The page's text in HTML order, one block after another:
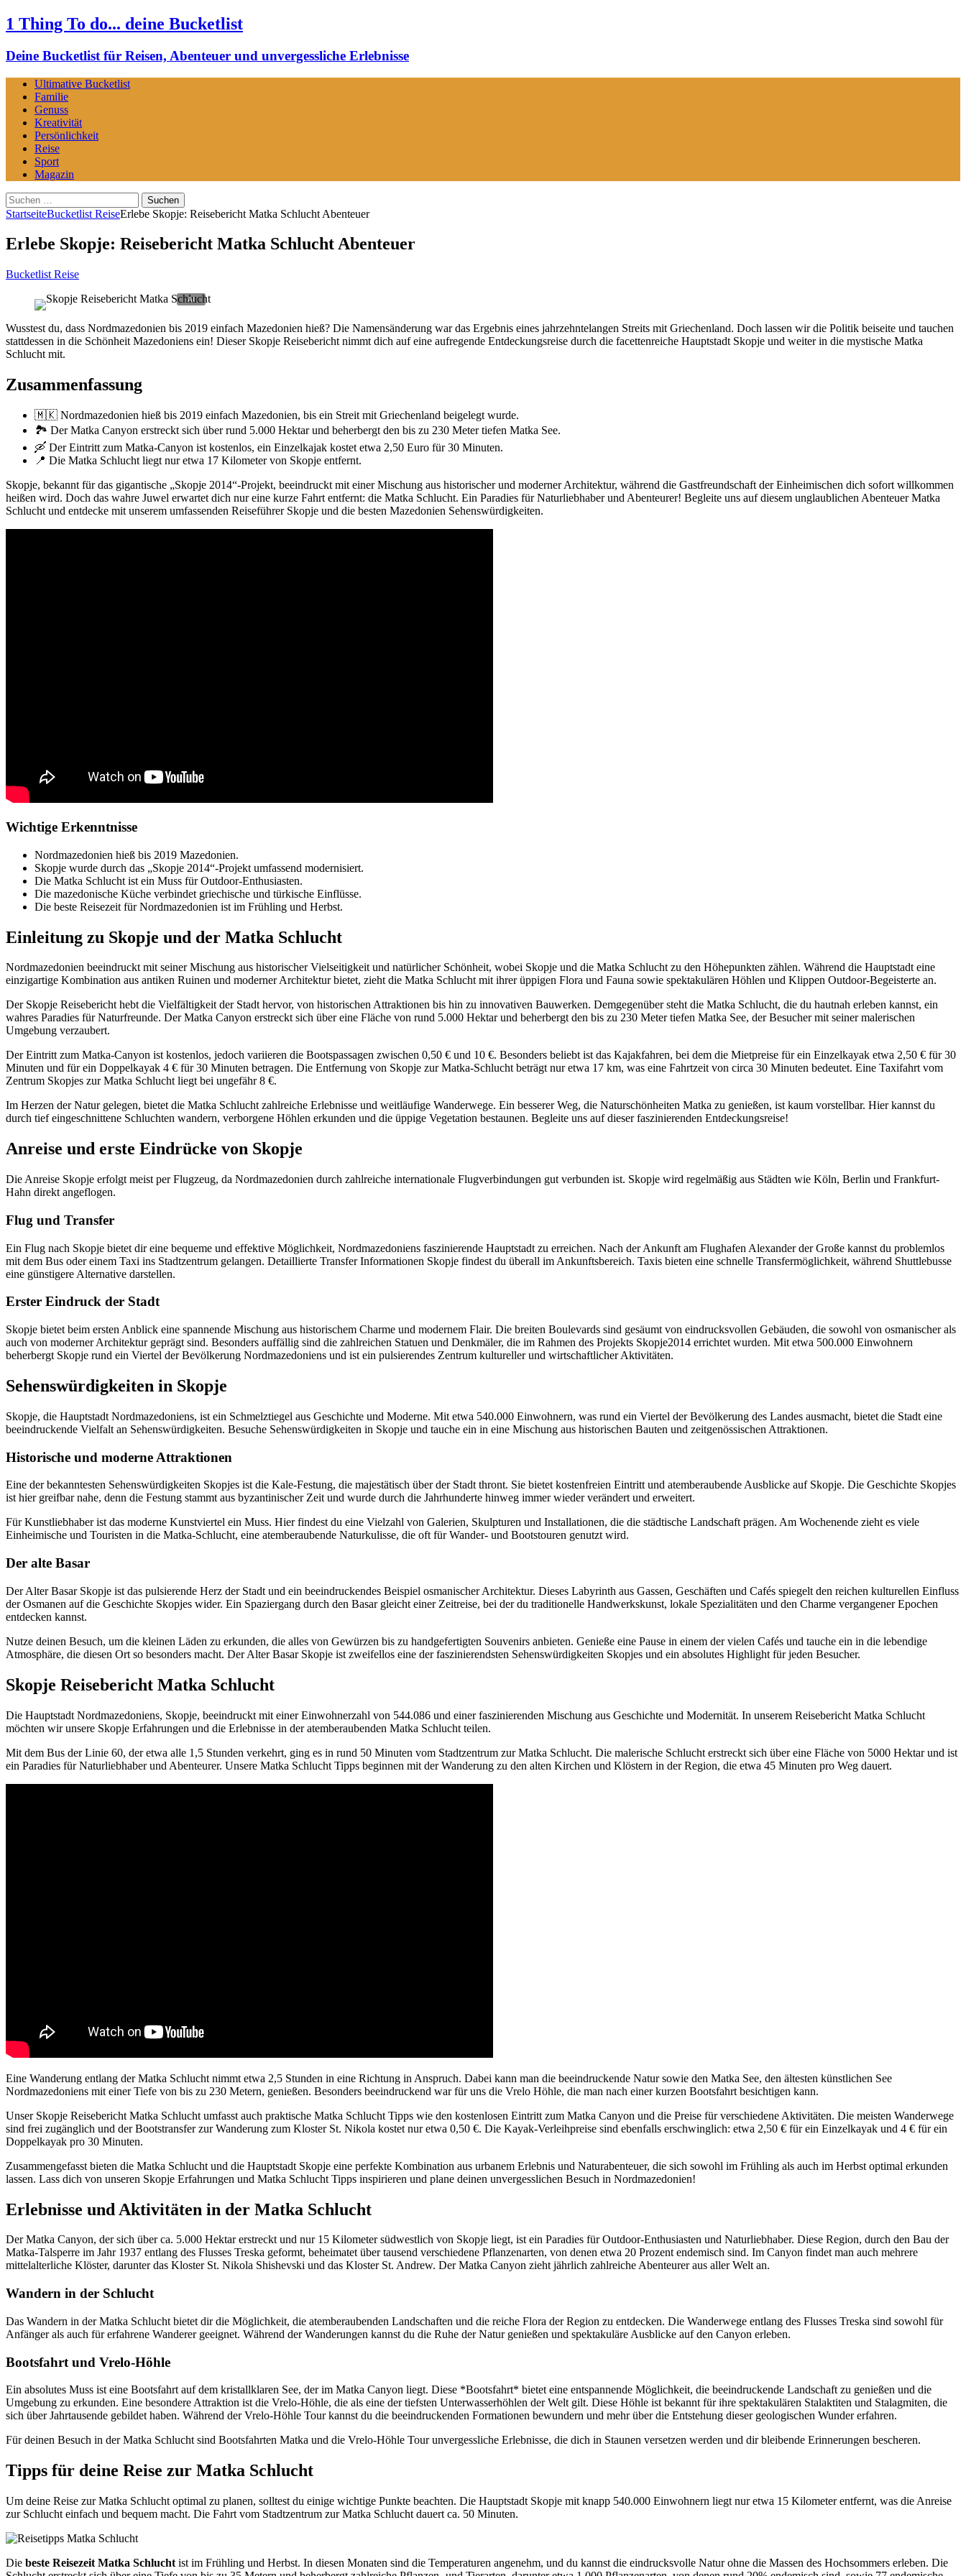
1 Thing To do... deine Bucketlist
Deine Bucketlist für Reisen, Abenteuer und unvergessliche Erlebnisse
Ultimative Bucketlist
Familie
Genuss
Kreativität
Persönlichkeit
Reise
Sport
Magazin
Suchen
nach:
StartseiteBucketlist ReiseErlebe Skopje: Reisebericht Matka Schlucht Abenteuer
Erlebe Skopje: Reisebericht Matka Schlucht Abenteuer
Bucketlist Reise
Wusstest du, dass Nordmazedonien bis 2019 einfach Mazedonien hieß? Die Namensänderung war das Ergebnis eines jahrzehntelangen Streits mit Griechenland. Doch lassen wir die Politik beiseite und tauchen
stattdessen in die Schönheit Mazedoniens ein! Dieser Skopje Reisebericht nimmt dich auf eine aufregende Entdeckungsreise durch die facettenreiche Hauptstadt Skopje und weiter in die mystische Matka
Schlucht mit.
Zusammenfassung
🇲🇰 Nordmazedonien hieß bis 2019 einfach Mazedonien, bis ein Streit mit Griechenland beigelegt wurde.
🏞️ Der Matka Canyon erstreckt sich über rund 5.000 Hektar und beherbergt den bis zu 230 Meter tiefen Matka See.
🛶 Der Eintritt zum Matka-Canyon ist kostenlos, ein Einzelkajak kostet etwa 2,50 Euro für 30 Minuten.
📍 Die Matka Schlucht liegt nur etwa 17 Kilometer von Skopje entfernt.
Skopje, bekannt für das gigantische „Skopje 2014“-Projekt, beeindruckt mit einer Mischung aus historischer und moderner Architektur, während die Gastfreundschaft der Einheimischen dich sofort willkommen
heißen wird. Doch das wahre Juwel erwartet dich nur eine kurze Fahrt entfernt: die Matka Schlucht. Ein Paradies für Naturliebhaber und Abenteurer! Begleite uns auf diesem unglaublichen Abenteuer Matka
Schlucht und entdecke mit unserem umfassenden Reiseführer Skopje und die besten Mazedonien Sehenswürdigkeiten.
Wichtige Erkenntnisse
Nordmazedonien hieß bis 2019 Mazedonien.
Skopje wurde durch das „Skopje 2014“-Projekt umfassend modernisiert.
Die Matka Schlucht ist ein Muss für Outdoor-Enthusiasten.
Die mazedonische Küche verbindet griechische und türkische Einflüsse.
Die beste Reisezeit für Nordmazedonien ist im Frühling und Herbst.
Einleitung zu Skopje und der Matka Schlucht
Nordmazedonien beeindruckt mit seiner Mischung aus historischer Vielseitigkeit und natürlicher Schönheit, wobei Skopje und die Matka Schlucht zu den Höhepunkten zählen. Während die Hauptstadt eine
einzigartige Kombination aus antiken Ruinen und moderner Architektur bietet, zieht die Matka Schlucht mit ihrer üppigen Flora und Fauna sowie spektakulären Höhlen und Klippen Outdoor-Begeisterte an.
Der Skopje Reisebericht hebt die Vielfältigkeit der Stadt hervor, von historischen Attraktionen bis hin zu innovativen Bauwerken. Demgegenüber steht die Matka Schlucht, die du hautnah erleben kannst, ein
wahres Paradies für Naturfreunde. Der Matka Canyon erstreckt sich über eine Fläche von rund 5.000 Hektar und beherbergt den bis zu 230 Meter tiefen Matka See, der Besucher mit seiner malerischen
Umgebung verzaubert.
Der Eintritt zum Matka-Canyon ist kostenlos, jedoch variieren die Bootspassagen zwischen 0,50 € und 10 €. Besonders beliebt ist das Kajakfahren, bei dem die Mietpreise für ein Einzelkayak etwa 2,50 € für 30
Minuten und für ein Doppelkayak 4 € für 30 Minuten betragen. Die Entfernung von Skopje zur Matka-Schlucht beträgt nur etwa 17 km, was eine Fahrtzeit von circa 30 Minuten bedeutet. Eine Taxifahrt vom
Zentrum Skopjes zur Matka Schlucht liegt bei ungefähr 8 €.
Im Herzen der Natur gelegen, bietet die Matka Schlucht zahlreiche Erlebnisse und weitläufige Wanderwege. Ein besserer Weg, die Naturschönheiten Matka zu genießen, ist kaum vorstellbar. Hier kannst du
durch tief eingeschnittene Schluchten wandern, verborgene Höhlen erkunden und die üppige Vegetation bestaunen. Begleite uns auf dieser faszinierenden Entdeckungsreise!
Anreise und erste Eindrücke von Skopje
Die Anreise Skopje erfolgt meist per Flugzeug, da Nordmazedonien durch zahlreiche internationale Flugverbindungen gut verbunden ist. Skopje wird regelmäßig aus Städten wie Köln, Berlin und Frankfurt-
Hahn direkt angeflogen.
Flug und Transfer
Ein Flug nach Skopje bietet dir eine bequeme und effektive Möglichkeit, Nordmazedoniens faszinierende Hauptstadt zu erreichen. Nach der Ankunft am Flughafen Alexander der Große kannst du problemlos
mit dem Bus oder einem Taxi ins Stadtzentrum gelangen. Detaillierte Transfer Informationen Skopje findest du überall im Ankunftsbereich. Taxis bieten eine schnelle Transfermöglichkeit, während Shuttlebusse
eine günstigere Alternative darstellen.
Erster Eindruck der Stadt
Skopje bietet beim ersten Anblick eine spannende Mischung aus historischem Charme und modernem Flair. Die breiten Boulevards sind gesäumt von eindrucksvollen Gebäuden, die sowohl von osmanischer als
auch von moderner Architektur geprägt sind. Besonders auffällig sind die zahlreichen Statuen und Denkmäler, die im Rahmen des Projekts Skopje2014 errichtet wurden. Mit etwa 500.000 Einwohnern
beherbergt Skopje rund ein Viertel der Bevölkerung Nordmazedoniens und ist ein pulsierendes Zentrum kultureller und wirtschaftlicher Aktivitäten.
Sehenswürdigkeiten in Skopje
Skopje, die Hauptstadt Nordmazedoniens, ist ein Schmelztiegel aus Geschichte und Moderne. Mit etwa 540.000 Einwohnern, was rund ein Viertel der Bevölkerung des Landes ausmacht, bietet die Stadt eine
beeindruckende Vielfalt an Sehenswürdigkeiten. Besuche Sehenswürdigkeiten in Skopje und tauche ein in eine Mischung aus historischen Bauten und zeitgenössischen Attraktionen.
Historische und moderne Attraktionen
Eine der bekanntesten Sehenswürdigkeiten Skopjes ist die Kale-Festung, die majestätisch über der Stadt thront. Sie bietet kostenfreien Eintritt und atemberaubende Ausblicke auf Skopje. Die Geschichte Skopjes
ist hier greifbar nahe, denn die Festung stammt aus byzantinischer Zeit und wurde durch die Jahrhunderte hinweg immer wieder verändert und erweitert.
Für Kunstliebhaber ist das moderne Kunstviertel ein Muss. Hier findest du eine Vielzahl von Galerien, Skulpturen und Installationen, die die städtische Landschaft prägen. Am Wochenende zieht es viele
Einheimische und Touristen in die Matka-Schlucht, eine atemberaubende Naturkulisse, die oft für Wander- und Bootstouren genutzt wird.
Der alte Basar
Der Alter Basar Skopje ist das pulsierende Herz der Stadt und ein beeindruckendes Beispiel osmanischer Architektur. Dieses Labyrinth aus Gassen, Geschäften und Cafés spiegelt den reichen kulturellen Einfluss
der Osmanen auf die Geschichte Skopjes wider. Ein Spaziergang durch den Basar gleicht einer Zeitreise, bei der du traditionelle Handwerkskunst, lokale Spezialitäten und den Charme vergangener Epochen
entdecken kannst.
Nutze deinen Besuch, um die kleinen Läden zu erkunden, die alles von Gewürzen bis zu handgefertigten Souvenirs anbieten. Genieße eine Pause in einem der vielen Cafés und tauche ein in die lebendige
Atmosphäre, die diesen Ort so besonders macht. Der Alter Basar Skopje ist zweifellos eine der faszinierendsten Sehenswürdigkeiten Skopjes und ein absolutes Highlight für jeden Besucher.
Skopje Reisebericht Matka Schlucht
Die Hauptstadt Nordmazedoniens, Skopje, beeindruckt mit einer Einwohnerzahl von 544.086 und einer faszinierenden Mischung aus Geschichte und Modernität. In unserem Reisebericht Matka Schlucht
möchten wir unsere Skopje Erfahrungen und die Erlebnisse in der atemberaubenden Matka Schlucht teilen.
Mit dem Bus der Linie 60, der etwa alle 1,5 Stunden verkehrt, ging es in rund 50 Minuten vom Stadtzentrum zur Matka Schlucht. Die malerische Schlucht erstreckt sich über eine Fläche von 5000 Hektar und ist
ein Paradies für Naturliebhaber und Abenteurer. Unsere Matka Schlucht Tipps beginnen mit der Wanderung zu den alten Kirchen und Klöstern in der Region, die etwa 45 Minuten pro Weg dauert.
Eine Wanderung entlang der Matka Schlucht nimmt etwa 2,5 Stunden in eine Richtung in Anspruch. Dabei kann man die beeindruckende Natur sowie den Matka See, den ältesten künstlichen See
Nordmazedoniens mit einer Tiefe von bis zu 230 Metern, genießen. Besonders beeindruckend war für uns die Vrelo Höhle, die man nach einer kurzen Bootsfahrt besichtigen kann.
Unser Skopje Reisebericht Matka Schlucht umfasst auch praktische Matka Schlucht Tipps wie den kostenlosen Eintritt zum Matka Canyon und die Preise für verschiedene Aktivitäten. Die meisten Wanderwege
sind frei zugänglich und der Bootstransfer zur Wanderung zum Kloster St. Nikola kostet nur etwa 0,50 €. Die Kayak-Verleihpreise sind ebenfalls erschwinglich: etwa 2,50 € für ein Einzelkayak und 4 € für ein
Doppelkayak pro 30 Minuten.
Zusammengefasst bieten die Matka Schlucht und die Hauptstadt Skopje eine perfekte Kombination aus urbanem Erlebnis und Naturabenteuer, die sich sowohl im Frühling als auch im Herbst optimal erkunden
lassen. Lass dich von unseren Skopje Erfahrungen und Matka Schlucht Tipps inspirieren und plane deinen unvergesslichen Besuch in Nordmazedonien!
Erlebnisse und Aktivitäten in der Matka Schlucht
Der Matka Canyon, der sich über ca. 5.000 Hektar erstreckt und nur 15 Kilometer südwestlich von Skopje liegt, ist ein Paradies für Outdoor-Enthusiasten und Naturliebhaber. Diese Region, durch den Bau der
Matka-Talsperre im Jahr 1937 entlang des Flusses Treska geformt, beheimatet über tausend verschiedene Pflanzenarten, von denen etwa 20 Prozent endemisch sind. Im Canyon findet man auch mehrere
mittelalterliche Klöster, darunter das Kloster St. Nikola Shishevski und das Kloster St. Andrew. Der Matka Canyon zieht jährlich zahlreiche Abenteurer aus aller Welt an.
Wandern in der Schlucht
Das Wandern in der Matka Schlucht bietet dir die Möglichkeit, die atemberaubenden Landschaften und die reiche Flora der Region zu entdecken. Die Wanderwege entlang des Flusses Treska sind sowohl für
Anfänger als auch für erfahrene Wanderer geeignet. Während der Wanderungen kannst du die Ruhe der Natur genießen und spektakuläre Ausblicke auf den Canyon erleben.
Bootsfahrt und Vrelo-Höhle
Ein absolutes Muss ist eine Bootsfahrt auf dem kristallklaren See, der im Matka Canyon liegt. Diese *Bootsfahrt* bietet eine entspannende Möglichkeit, die beeindruckende Landschaft zu genießen und die
Umgebung zu erkunden. Eine besondere Attraktion ist die Vrelo-Höhle, die als eine der tiefsten Unterwasserhöhlen der Welt gilt. Diese Höhle ist bekannt für ihre spektakulären Stalaktiten und Stalagmiten, die
sich über Jahrtausende gebildet haben. Während der Vrelo-Höhle Tour kannst du die beeindruckenden Formationen bewundern und mehr über die Entstehung dieser geologischen Wunder erfahren.
Für deinen Besuch in der Matka Schlucht sind Bootsfahrten Matka und die Vrelo-Höhle Tour unvergessliche Erlebnisse, die dich in Staunen versetzen werden und dir bleibende Erinnerungen bescheren.
Tipps für deine Reise zur Matka Schlucht
Um deine Reise zur Matka Schlucht optimal zu planen, solltest du einige wichtige Punkte beachten. Die Hauptstadt Skopje mit knapp 540.000 Einwohnern liegt nur etwa 15 Kilometer entfernt, was die Anreise
zur Schlucht einfach und bequem macht. Die Fahrt vom Stadtzentrum zur Matka Schlucht dauert ca. 50 Minuten.
Die beste Reisezeit Matka Schlucht ist im Frühling und Herbst. In diesen Monaten sind die Temperaturen angenehm, und du kannst die eindrucksvolle Natur ohne die Massen des Hochsommers erleben. Die